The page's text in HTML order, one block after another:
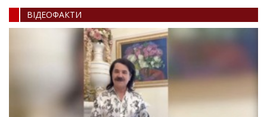
ВIДЕОФАКТИ